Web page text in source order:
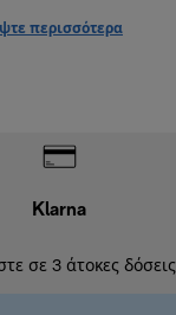
περισσότερα
Klarna
σε 3 άτοκες δόσεις